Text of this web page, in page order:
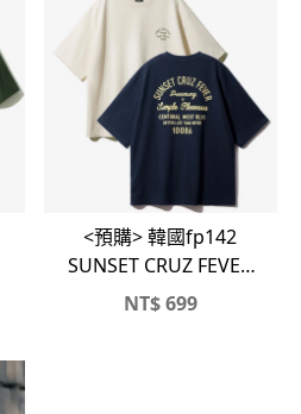
<預購> 韓國fp142
SUNSET CRUZ FEVER
高磅短T
NT$699